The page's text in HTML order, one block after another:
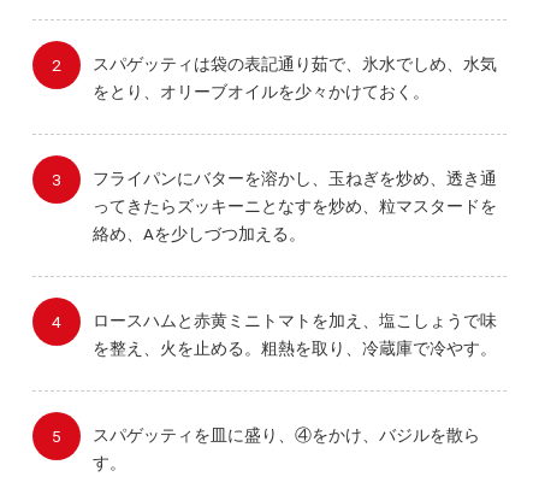
スパゲッティは袋の表記通り茹で、氷水でしめ、水気
をとり、オリーブオイルを少々かけておく。
フライパンにバターを溶かし、玉ねぎを炒め、透き通
ってきたらズッキーニとなすを炒め、粒マスタードを
絡め、Aを少しづつ加える。
ロースハムと赤黄ミニトマトを加え、塩こしょうで味
を整え、火を止める。粗熱を取り、冷蔵庫で冷やす。
スパゲッティを皿に盛り、④をかけ、バジルを散ら
す。